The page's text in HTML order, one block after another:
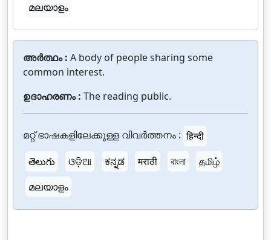
മലയാളം
അർത്ഥം : A body of people sharing some
common interest.
ഉദാഹരണം : The reading public.
മറ്റ് ഭാഷകളിലേക്കുള്ള വിവർത്തനം : हिन्दी
తెలుగు
ଓଡ଼ିଆ ಕನ್ನಡ मराठी বাংলা
தமிழ்
മലയാളം